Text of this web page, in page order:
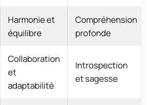
Harmonie et
équilibre
Compréhension
profonde
Collaboration
et
adaptabilité
Introspection
et sagesse